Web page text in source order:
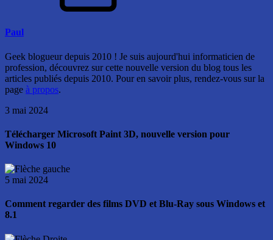
Paul
Geek blogueur depuis 2010 ! Je suis aujourd'hui informaticien de
profession, découvrez sur cette nouvelle version du blog tous les
articles publiés depuis 2010. Pour en savoir plus, rendez-vous sur la
page à propos.
3 mai 2024
Télécharger Microsoft Paint 3D, nouvelle version pour
Windows 10
5 mai 2024
Comment regarder des films DVD et Blu-Ray sous Windows et
8.1